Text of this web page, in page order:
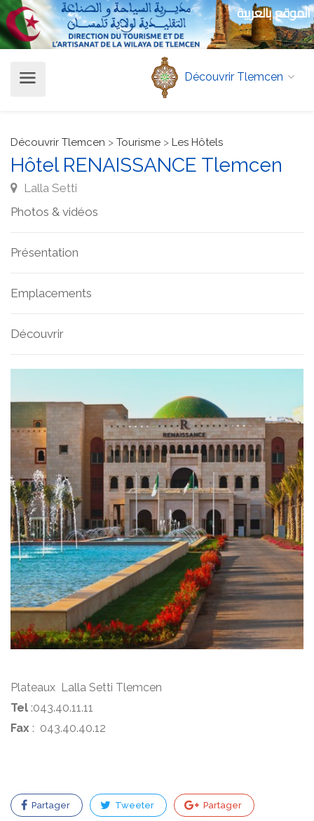
الموقع بالعربية
Découvrir Tlemcen
Découvrir Tlemcen > Tourisme > Les Hôtels
Hôtel RENAISSANCE Tlemcen
Lalla Setti
Photos & vidéos
Présentation
Emplacements
Découvrir
Plateaux Lalla Setti Tlemcen
Tel :043.40.11.11
Fax : 043.40.40.12
Partager Tweeter Partager